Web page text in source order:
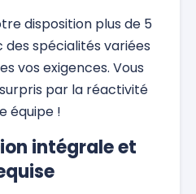
disposition plus de 5
spécialités variées
vos exigences. Vous
par la réactivité
équipe !
intégrale et